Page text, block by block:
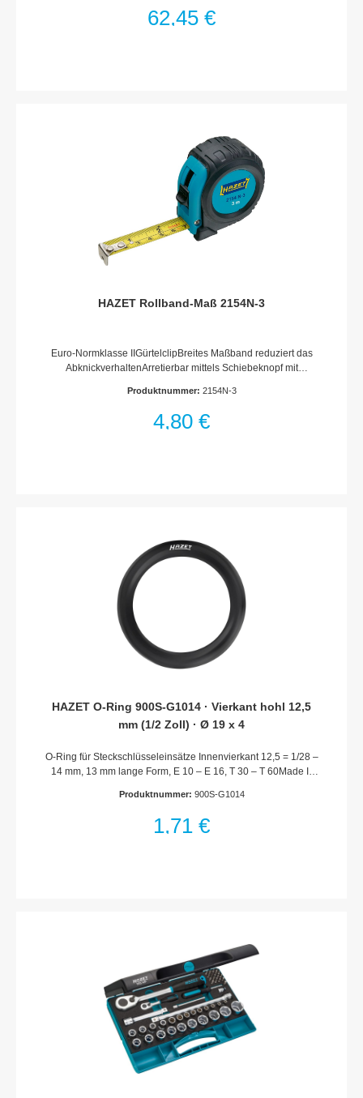
Schutz gegen ungewolltes UmschaltenErho¨hung der
400 Nm (DIN 202 Nm)Anzahl Zähne: 90Betätigungswinkel:
4°Mit KugelsicherungHAZET 2-Komponenten-GriffOberfläche:
verchromtDIN 3122, ISO 3315Made In GermanyAbtrieb:
Vierkant massiv 10 mm (3/8 Zoll)Abmessungen / Länge: 200
OriginalEntwickelt und Produziert „Made in Germany“Statisch
UND Dynamisch – doppelte Präzision in PerfektionHohe
Dauerlast für LanglebigkeitErgonomischer Umschalthebel
62,45 €
HAZET Rollband-Maß 2154N-3
Euro-Normklasse IIGürtelclipBreites Maßband reduziert das
AbknickverhaltenArretierbar mittels Schiebeknopf mit
für Innen- und AußenmessungenStoßgeschütztes 2-
automatisches Einziehen des MaßbandesWiderstandsfähige
Produktnummer: 2154N-3
4,80 €
HAZET O-Ring 900S-G1014 · Vierkant hohl 12,5
mm (1/2 Zoll) · Ø 19 x 4
O-Ring für Steckschlüsseleinsätze Innenvierkant 12,5 = 1/28 –
14 mm, 13 mm lange Form, E 10 – E 16, T 30 – T 60Made In
Gewicht (kg): 0 kgFür Maschinenbetätigung
Produktnummer: 900S-G1014
1,71 €